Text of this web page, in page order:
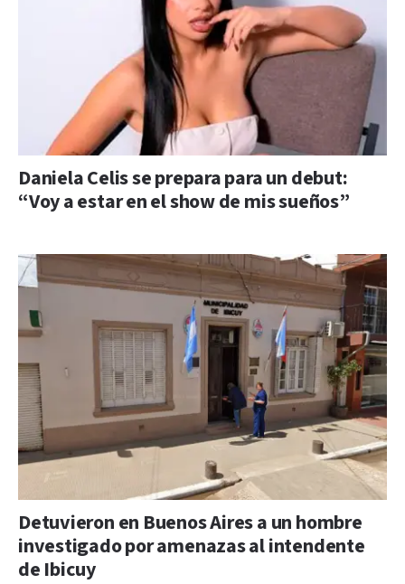
Daniela Celis se prepara para un debut:
“Voy a estar en el show de mis sueños”
Detuvieron en Buenos Aires a un hombre
investigado por amenazas al intendente
de Ibicuy